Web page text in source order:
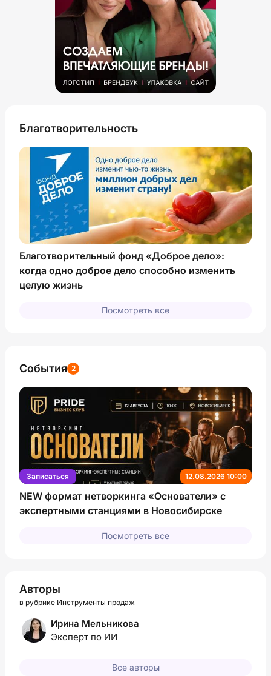
Благотворительность
Благотворительный фонд «Доброе дело»:
когда одно доброе дело способно изменить
целую жизнь
Посмотреть все
События 2
12.08.2026 10:00
Записаться
NEW формат нетворкинга «Основатели» с
экспертными станциями в Новосибирске
Посмотреть все
Авторы
в рубрике Инструменты продаж
Ирина Мельникова
Эксперт по ИИ
Все авторы